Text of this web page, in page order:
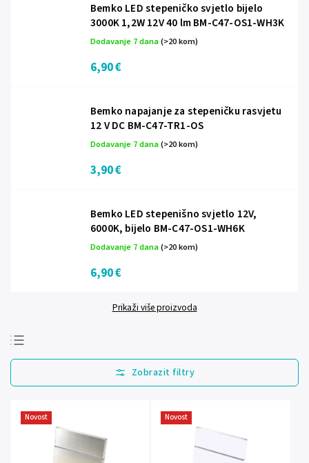
Bemko LED stepeničko svjetlo bijelo
3000K 1,2W 12V 40 lm BM-C47-OS1-WH3K
Dodavanje 7 dana(>20 kom)
6,90 €
Bemko napajanje za stepeničku rasvjetu
12 V DC BM-C47-TR1-OS
Dodavanje 7 dana(>20 kom)
3,90 €
Bemko LED stepenišno svjetlo 12V,
6000K, bijelo BM-C47-OS1-WH6K
Dodavanje 7 dana(>20 kom)
6,90 €
Prikaži više proizvoda
Najprodavanije
Najjeftinije
Abecedno
Novost Novost